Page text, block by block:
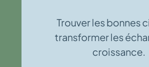
Trouver les bonnes
transformer les
croissance.